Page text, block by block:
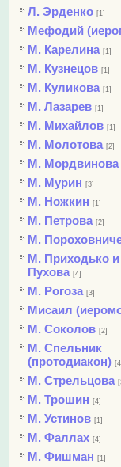
Л. Эрденко [1]
Мефодий
М. Карелина [1]
М. Кузнецов [1]
М. Куликова [1]
М. Лазарев [1]
М. Михайлов [1]
М. Молотова [2]
М. Мордвинова
М. Мурин [3]
М. Ножкин [1]
М. Петрова [2]
М.
М. Приходько и
Пухова [4]
М. Рогоза [3]
Мисаил
М. Соколов [2]
М. Спельник
(протодиакон) [4]
М. Стрельцова
М. Трошин [4]
М. Устинов [1]
М. Фаллах [4]
М. Фишман [1]